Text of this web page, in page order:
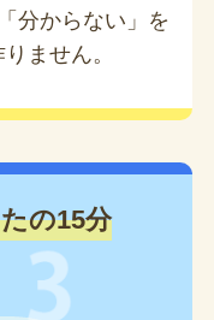
分からない」を
ません。
の15分